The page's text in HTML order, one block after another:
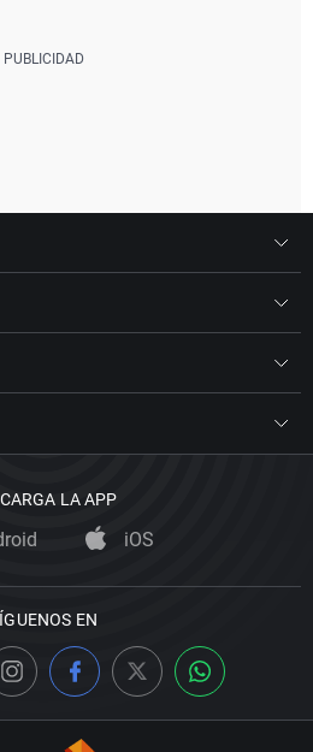
LA APP
iOS
EN